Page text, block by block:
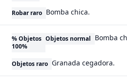
Robar raro Bomba chica.
% Objetos
100%
Objetos normal Bomba
Objetos raro Granada cegadora.